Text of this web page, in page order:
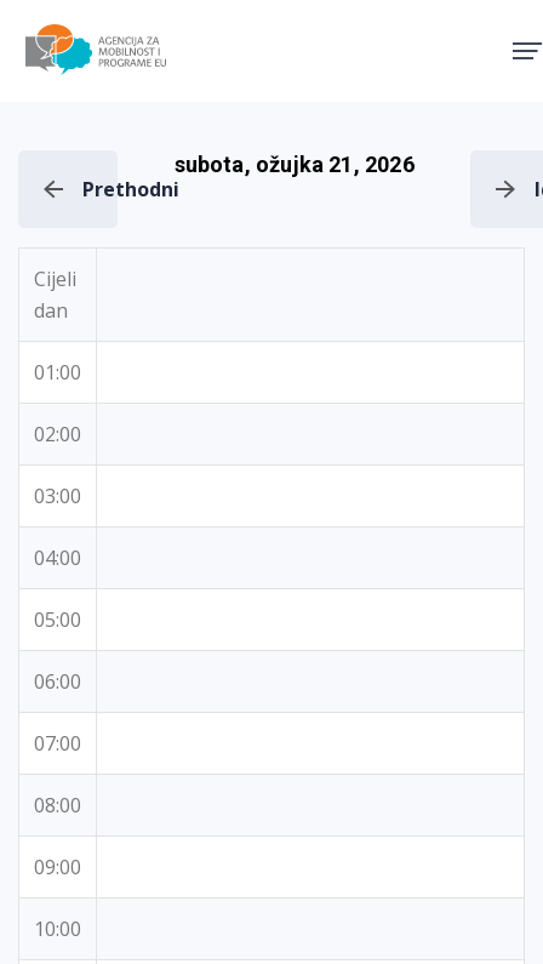
Prethodni
subota, ožujka 21, 2026
Cijeli
dan
01:00
02:00
03:00
04:00
05:00
06:00
07:00
08:00
09:00
10:00